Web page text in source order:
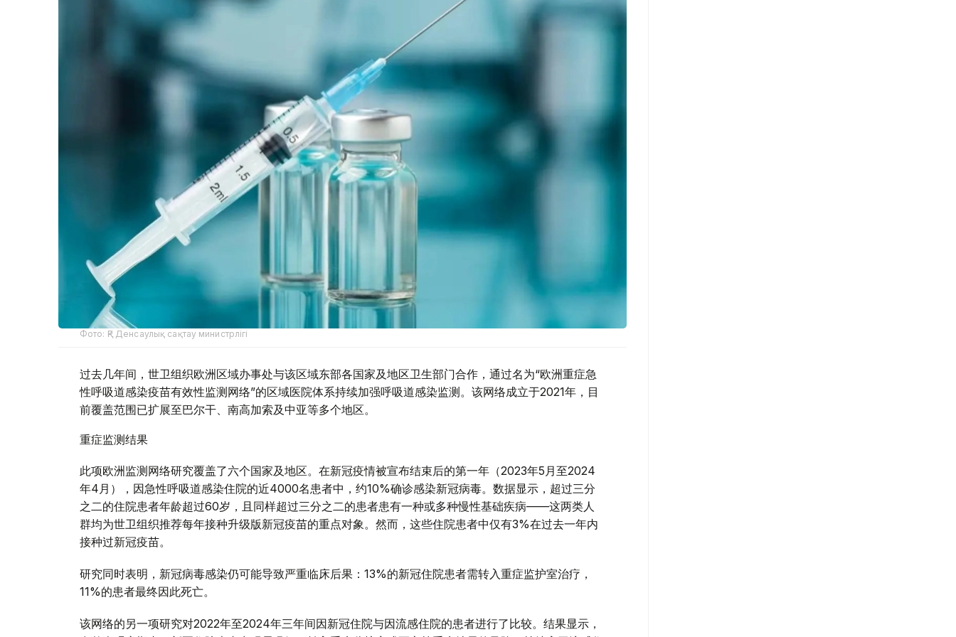
Фото: ҚР Денсаулық сақтау министрлігі
过去几年间，世卫组织欧洲区域办事处与该区域东部各国家及地区卫生部门合作，通过名为“欧洲重症急
性呼吸道感染疫苗有效性监测网络”的区域医院体系持续加强呼吸道感染监测。该网络成立于2021年，目
前覆盖范围已扩展至巴尔干、南高加索及中亚等多个地区。
重症监测结果
此项欧洲监测网络研究覆盖了六个国家及地区。在新冠疫情被宣布结束后的第一年（2023年5月至2024
年4月），因急性呼吸道感染住院的近4000名患者中，约10%确诊感染新冠病毒。数据显示，超过三分
之二的住院患者年龄超过60岁，且同样超过三分之二的患者患有一种或多种慢性基础疾病——这两类人
群均为世卫组织推荐每年接种升级版新冠疫苗的重点对象。然而，这些住院患者中仅有3%在过去一年内
接种过新冠疫苗。
研究同时表明，新冠病毒感染仍可能导致严重临床后果：13%的新冠住院患者需转入重症监护室治疗，
11%的患者最终因此死亡。
该网络的另一项研究对2022年至2024年三年间因新冠住院与因流感住院的患者进行了比较。结果显示，